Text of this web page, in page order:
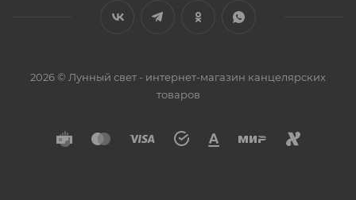
2026 © Лунный свет - интернет-магазин канцелярских
товаров